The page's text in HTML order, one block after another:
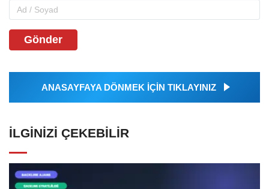
Gönder
ANASAYFAYA DÖNMEK İÇİN TIKLAYINIZ
İLGINIZI ÇEKEBILIR